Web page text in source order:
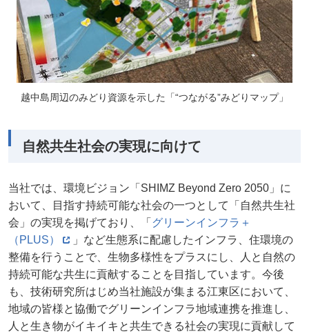
越中島周辺のみどり資源を示した「“つながる”みどりマップ」
自然共生社会の実現に向けて
当社では、環境ビジョン「SHIMZ Beyond Zero 2050」に
おいて、目指す持続可能な社会の一つとして「自然共生社
会」の実現を掲げており、「 グリーンインフラ＋
（PLUS）
」など生態系に配慮したインフラ、住環境の
整備を行うことで、生物多様性をプラスにし、人と自然の
持続可能な共生に貢献することを目指しています。今後
も、技術研究所はじめ当社施設が集まる江東区において、
地域の皆様と協働でグリーンインフラ地域連携を推進し、
人と生き物がイキイキと共生できる社会の実現に貢献して